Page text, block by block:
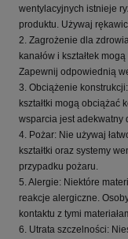
wentylacyjnych istnieje
produktu. Używaj
2. Zagrożenie dla
kanałów i kształtek
Zapewnij odpowiednią
3. Obciążenie
kształtki mogą obciążać
wsparcia jest adekwatny
4. Pożar: Nie używaj
kształtki oraz systemy
przypadku pożaru.
5. Alergie: Niektóre
reakcje alergiczne.
kontaktu z tymi
6. Utrata szczelności: